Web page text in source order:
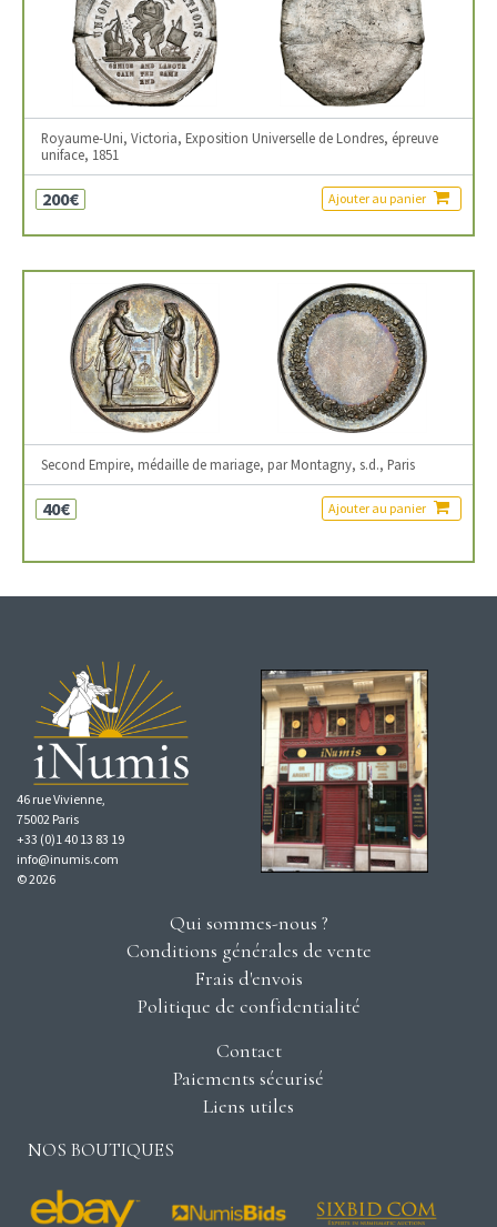
Royaume-Uni, Victoria, Exposition Universelle de Londres, épreuve
uniface, 1851
200€ Ajouter au panier
Second Empire, médaille de mariage, par Montagny, s.d., Paris
40€ Ajouter au panier
46 rue Vivienne,
75002 Paris
+33 (0)1 40 13 83 19
info@inumis.com
© 2026
Qui sommes-nous ?
Conditions générales de vente
Frais d'envois
Politique de confidentialité
Contact
Paiements sécurisé
Liens utiles
NOS BOUTIQUES